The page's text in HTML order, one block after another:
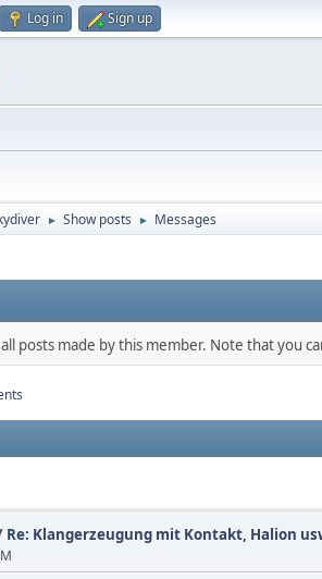
Log in Sign up
► Show posts ► Messages
posts made by this member. Note that you
Re: Klangerzeugung mit Kontakt, Halion